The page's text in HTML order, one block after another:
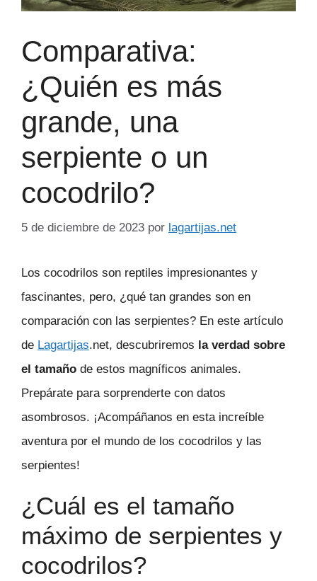
Comparativa:
¿Quién es más
grande, una
serpiente o un
cocodrilo?
5 de diciembre de 2023 por lagartijas.net
Los cocodrilos son reptiles impresionantes y
fascinantes, pero, ¿qué tan grandes son en
comparación con las serpientes? En este artículo
de Lagartijas.net, descubriremos la verdad sobre
el tamaño de estos magníficos animales.
Prepárate para sorprenderte con datos
asombrosos. ¡Acompáñanos en esta increíble
aventura por el mundo de los cocodrilos y las
serpientes!
¿Cuál es el tamaño
máximo de serpientes y
cocodrilos?